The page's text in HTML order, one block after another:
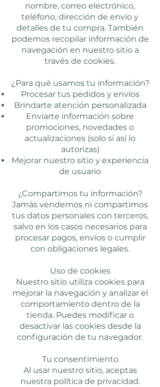
nombre, correo electrónico,
teléfono, dirección de envío y
detalles de tu compra. También
podemos recopilar información de
navegación en nuestro sitio a
través de cookies.
¿Para qué usamos tu información?
Procesar tus pedidos y envíos
Brindarte atención personalizada
Enviarte información sobre
promociones, novedades o
actualizaciones (solo si así lo
autorizas)
Mejorar nuestro sitio y experiencia
de usuario
¿Compartimos tu información?
Jamás vendemos ni compartimos
tus datos personales con terceros,
salvo en los casos necesarios para
procesar pagos, envíos o cumplir
con obligaciones legales.
Uso de cookies
Nuestro sitio utiliza cookies para
mejorar la navegación y analizar el
comportamiento dentro de la
tienda. Puedes modificar o
desactivar las cookies desde la
configuración de tu navegador.
Tu consentimiento
Al usar nuestro sitio, aceptas
nuestra política de privacidad.